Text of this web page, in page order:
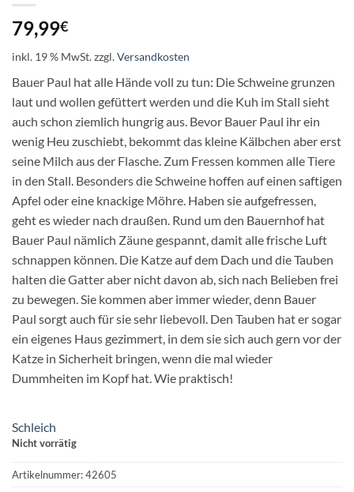
79,99€
inkl. 19 % MwSt.zzgl.Versandkosten
Bauer Paul hat alle Hände voll zu tun: Die Schweine grunzen
laut und wollen gefüttert werden und die Kuh im Stall sieht
auch schon ziemlich hungrig aus. Bevor Bauer Paul ihr ein
wenig Heu zuschiebt, bekommt das kleine Kälbchen aber erst
seine Milch aus der Flasche. Zum Fressen kommen alle Tiere
in den Stall. Besonders die Schweine hoffen auf einen saftigen
Apfel oder eine knackige Möhre. Haben sie aufgefressen,
geht es wieder nach draußen. Rund um den Bauernhof hat
Bauer Paul nämlich Zäune gespannt, damit alle frische Luft
schnappen können. Die Katze auf dem Dach und die Tauben
halten die Gatter aber nicht davon ab, sich nach Belieben frei
zu bewegen. Sie kommen aber immer wieder, denn Bauer
Paul sorgt auch für sie sehr liebevoll. Den Tauben hat er sogar
ein eigenes Haus gezimmert, in dem sie sich auch gern vor der
Katze in Sicherheit bringen, wenn die mal wieder
Dummheiten im Kopf hat. Wie praktisch!
Schleich
Nicht vorrätig
Artikelnummer:42605